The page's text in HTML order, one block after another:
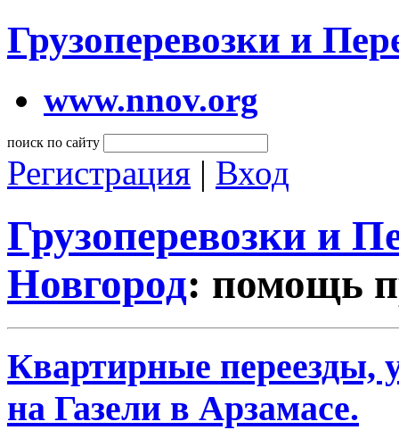
Грузоперевозки и
www.nnov.org
поиск по сайту
Регистрация | Вход
Грузоперевозки и
Новгород: помощь
Квартирные переезды,
на Газели в Арзамасе.